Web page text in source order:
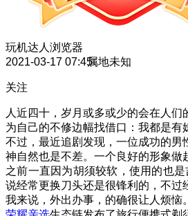
玩机达人 浏览器
2021-03-17 07:45属地未知
关注
人近四十，岁月或多或少的会在人
为自己的不修边幅找借口：我都是有
不过，最近追剧发现，一位成功的男
神自然也是不差。一个良好的形象做
之前一直因为胡须较软，使用的也
说经常更换刀头还是很锋利的，不过
我来说，外出办事，的确很让人烦恼。